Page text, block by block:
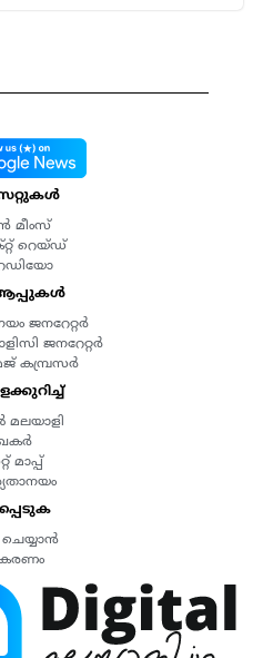
മീംസ്
റെയ്ഡ്
ജനറേറ്റർ
ജനറേറ്റർ
കമ്പ്രസർ
മലയാളി
മാപ്പ്